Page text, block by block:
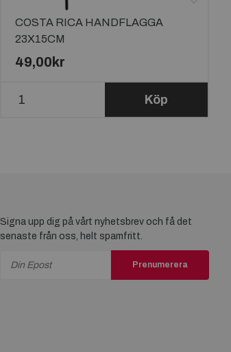
COSTA RICA HANDFLAGGA
23X15CM
49,00kr
Köp
Signa upp dig på vårt nyhetsbrev och få det
senaste från oss, helt spamfritt.
Prenumerera